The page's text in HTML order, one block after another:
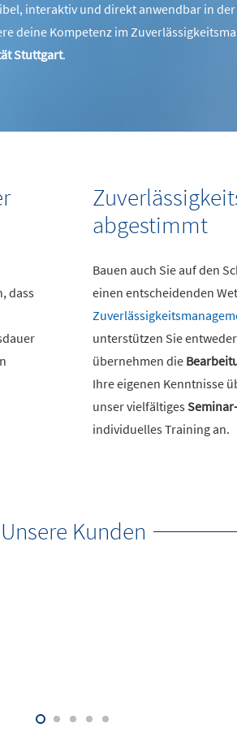
interaktiv und direkt anwendbar in
deine Kompetenz im
Stuttgart.
dass
abgestimmt
Bauen auch Sie auf den
einen entscheidenden
unterstützen Sie
übernehmen die
Ihre eigenen Kenntnisse
unser vielfältiges
individuelles Training an.
Unsere Kunden